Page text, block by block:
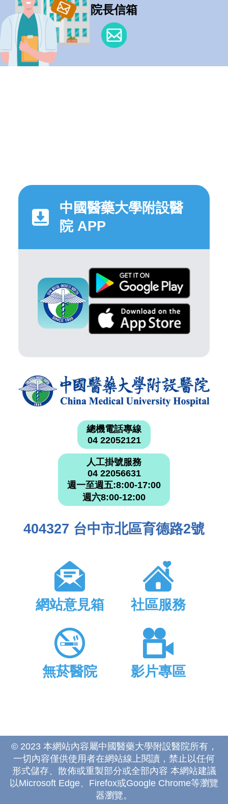
院長信箱
中國醫藥大學附設醫
院 APP
總機電話專線
04 22052121
人工掛號服務
04 22056631
週一至週五:8:00-17:00
週六8:00-12:00
404327 台中市北區育德路2號
網站意見箱 社區服務
無菸醫院 影片專區
© 2023 本網站內容屬中國醫藥大學附設醫院所有，
一切內容僅供使用者在網站線上閱讀，禁止以任何
形式儲存、散佈或重製部分或全部內容 本網站建議
以Microsoft Edge、Firefox或Google Chrome等瀏覽
器瀏覽。